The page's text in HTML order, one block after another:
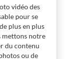
vidéo des
pour se
plus en plus
mettons notre
du contenu
ou de